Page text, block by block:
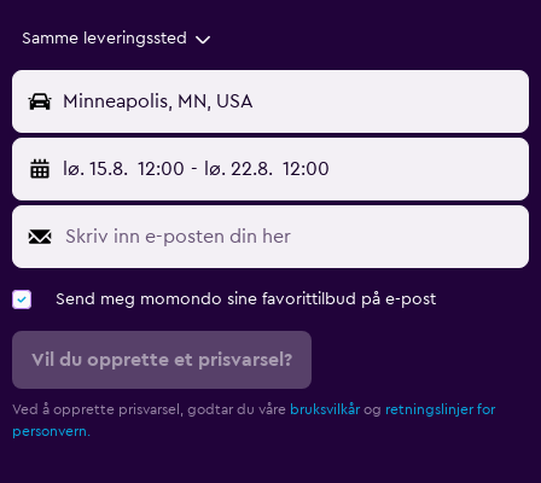
Samme leveringssted
Minneapolis, MN, USA
lø. 15.8. 12:00 - lø. 22.8. 12:00
Send meg momondo sine favorittilbud på e-post
Vil du opprette et prisvarsel?
Ved å opprette prisvarsel, godtar du våre bruksvilkår og retningslinjer for
personvern.